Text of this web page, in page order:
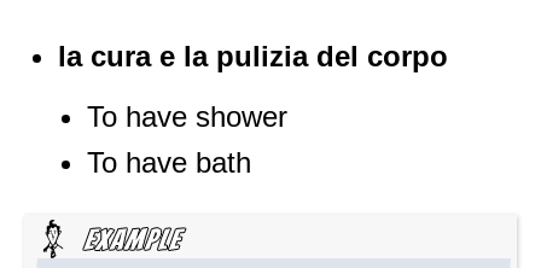
la cura e la pulizia del corpo
To have shower
To have bath